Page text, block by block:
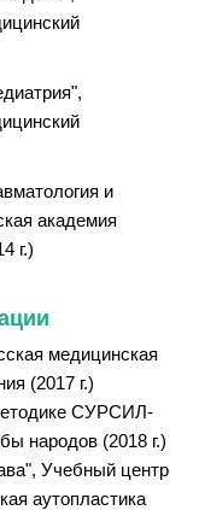
и
академия
г.)
медицинская
(2017 г.)
СУРСИЛ-
народов (2018 г.)
Учебный центр
аутопластика